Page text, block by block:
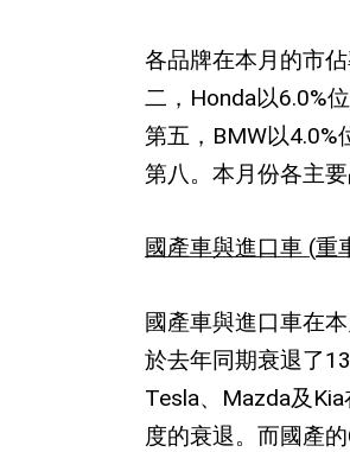
各品牌在本月的市
二， Honda以6.0%
第五， BMW以4.0%
第八。本月份各主
國產車與進口車 (重
國產車與進口車在
於去年同期衰退了
Tesla、 Mazda及 Kia
度的衰退。而國產的